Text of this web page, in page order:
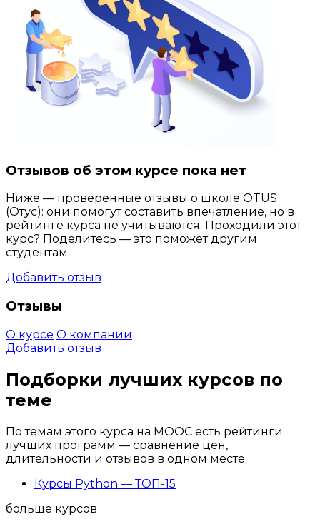
Отзывов об этом курсе пока нет
Ниже — проверенные отзывы о школе OTUS
(Отус): они помогут составить впечатление, но в
рейтинге курса не учитываются. Проходили этот
курс? Поделитесь — это поможет другим
студентам.
Добавить отзыв
Отзывы
О курсе О компании
Добавить отзыв
Подборки лучших курсов по
теме
По темам этого курса на MOOC есть рейтинги
лучших программ — сравнение цен,
длительности и отзывов в одном месте.
Курсы Python — ТОП-15
больше курсов